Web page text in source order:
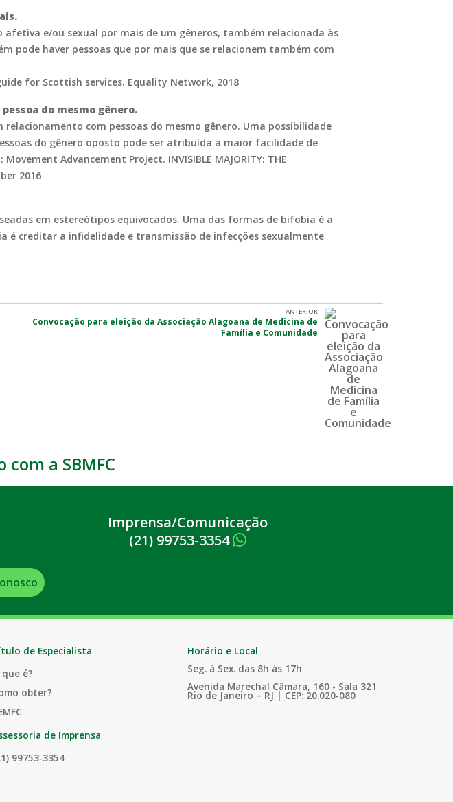
e/ou sexual por mais de um gêneros, também relacionada às
pode haver pessoas que por mais que se relacionem também com
for Scottish services. Equality Network, 2018
do mesmo gênero.
com pessoas do mesmo gênero. Uma possibilidade
do gênero oposto pode ser atribuída a maior facilidade de
Advancement Project. INVISIBLE MAJORITY: THE
2016
em estereótipos equivocados. Uma das formas de bifobia é a
é creditar a infidelidade e transmissão de infecções sexualmente
ANTERIOR
Convocação para eleição da Associação Alagoana de Medicina de
Família e Comunidade
a SBMFC
Imprensa/Comunicação
(21) 99753-3354
de Especialista
que é?
obter?
de Imprensa
99753-3354
Horário e Local
Seg. à Sex. das 8h às 17h
Avenida Marechal Câmara, 160 - Sala 321
Rio de Janeiro – RJ | CEP: 20.020-080